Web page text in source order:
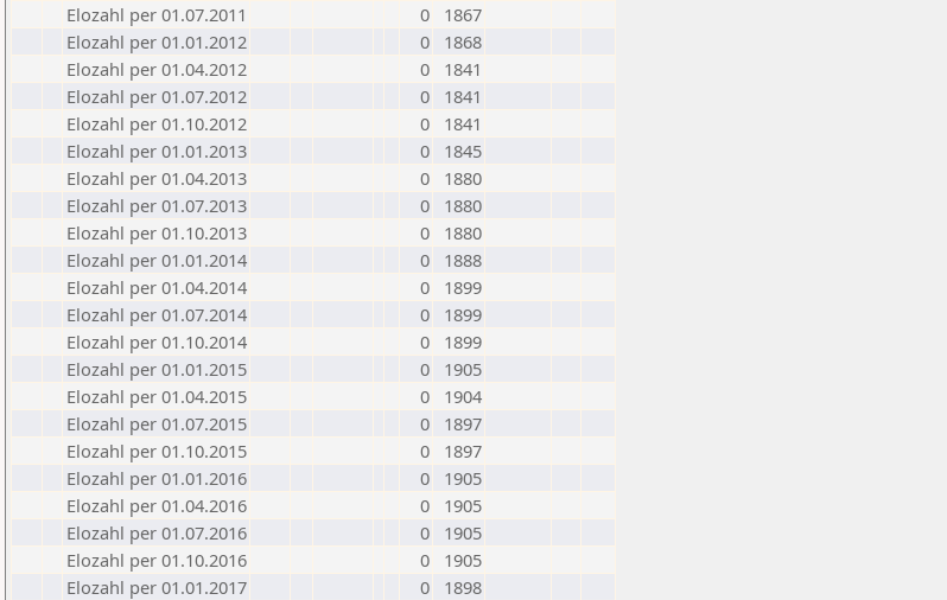
Elozahl per 01.07.2011
0
1867
Elozahl per 01.01.2012
0
1868
Elozahl per 01.04.2012
0
1841
Elozahl per 01.07.2012
0
1841
Elozahl per 01.10.2012
0
1841
Elozahl per 01.01.2013
0
1845
Elozahl per 01.04.2013
0
1880
Elozahl per 01.07.2013
0
1880
Elozahl per 01.10.2013
0
1880
Elozahl per 01.01.2014
0
1888
Elozahl per 01.04.2014
0
1899
Elozahl per 01.07.2014
0
1899
Elozahl per 01.10.2014
0
1899
Elozahl per 01.01.2015
0
1905
Elozahl per 01.04.2015
0
1904
Elozahl per 01.07.2015
0
1897
Elozahl per 01.10.2015
0
1897
Elozahl per 01.01.2016
0
1905
Elozahl per 01.04.2016
0
1905
Elozahl per 01.07.2016
0
1905
Elozahl per 01.10.2016
0
1905
Elozahl per 01.01.2017
0
1898